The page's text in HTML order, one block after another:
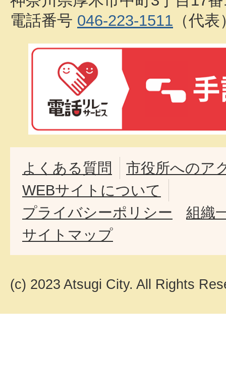
電話番号 046-223-1511 （代表
よくある質問
市役所へのア
WEBサイトについて
プライバシーポリシー
組織
サイトマップ
(c) 2023 Atsugi City. All Rights